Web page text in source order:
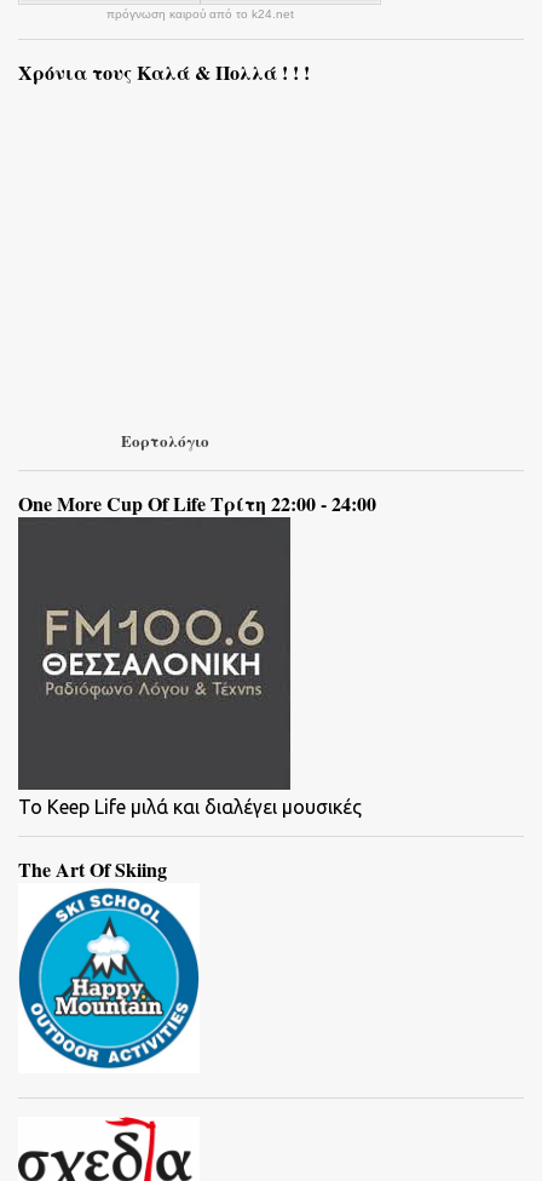
πρόγνωση καιρού από το k24.net
Χρόνια τους Καλά & Πολλά ! ! !
Εορτολόγιο
One More Cup Of Life Τρίτη 22:00 - 24:00
To Keep Life μιλά και διαλέγει μουσικές
The Art Of Skiing